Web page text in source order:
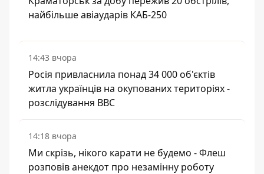
найбільше авіаударів КАБ-250
14:43 вчора
Росія привласнила понад 34 000 об'єктів
житла українців на окупованих територіях -
розслідування BBC
14:18 вчора
Ми скрізь, нікого карати не будемо - Флеш
розповів анекдот про незамінну роботу